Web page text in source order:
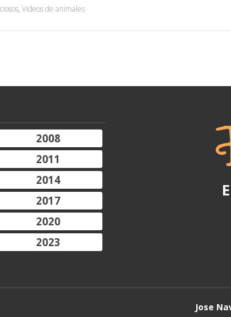
, Videos de animales
2008
2011
2014
2017
2020
2023
Jose